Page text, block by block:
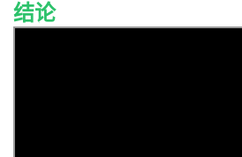
结论